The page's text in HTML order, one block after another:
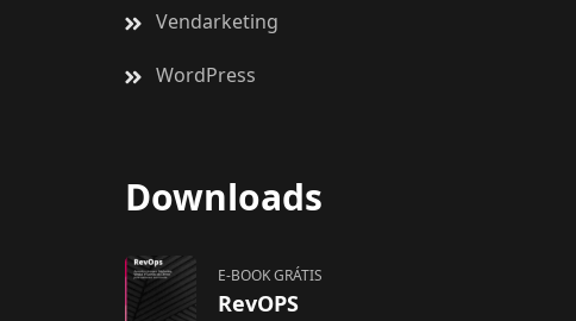
Vendarketing
WordPress
Downloads
E-BOOK GRÁTIS
RevOPS